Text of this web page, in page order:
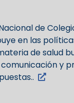
de
en las
de salud
y